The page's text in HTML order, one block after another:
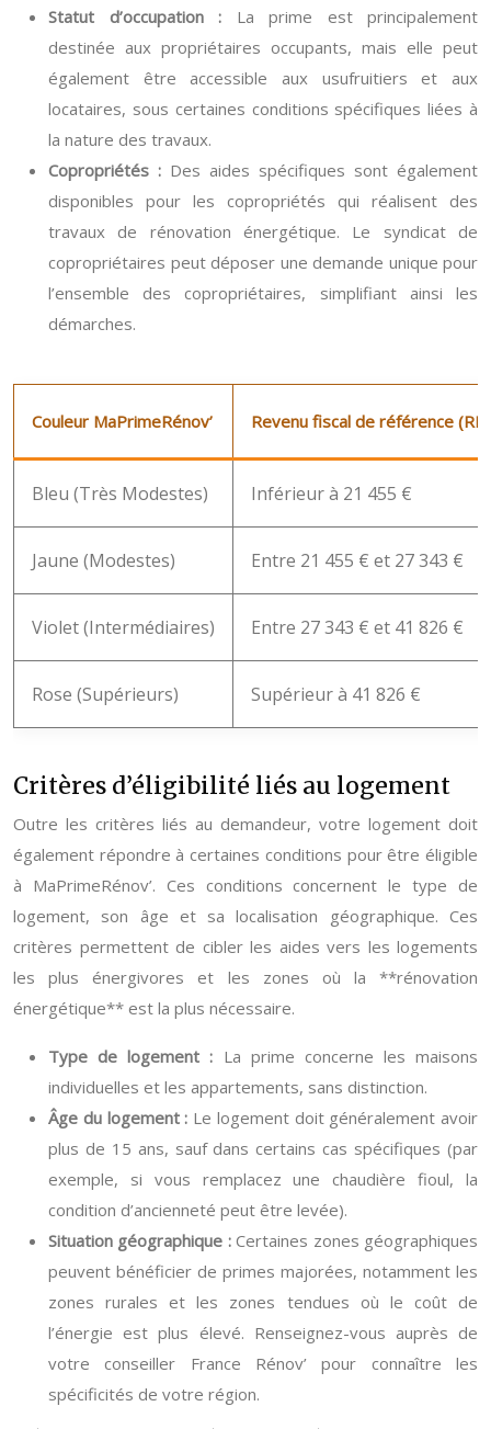
Statut d’occupation : La prime est principalement
destinée aux propriétaires occupants, mais elle peut
également être accessible aux usufruitiers et aux
locataires, sous certaines conditions spécifiques liées à
la nature des travaux.
Copropriétés : Des aides spécifiques sont également
disponibles pour les copropriétés qui réalisent des
travaux de rénovation énergétique. Le syndicat de
copropriétaires peut déposer une demande unique pour
l’ensemble des copropriétaires, simplifiant ainsi les
démarches.
Couleur MaPrimeRénov’ Revenu fiscal de référence
Bleu (Très Modestes) Inférieur à 21 455 €
Jaune (Modestes) Entre 21 455 € et 27 343 €
Violet (Intermédiaires) Entre 27 343 € et 41 826 €
Rose (Supérieurs) Supérieur à 41 826 €
Critères d’éligibilité liés au logement
Outre les critères liés au demandeur, votre logement doit
également répondre à certaines conditions pour être éligible
à MaPrimeRénov’. Ces conditions concernent le type de
logement, son âge et sa localisation géographique. Ces
critères permettent de cibler les aides vers les logements
les plus énergivores et les zones où la **rénovation
énergétique** est la plus nécessaire.
Type de logement : La prime concerne les maisons
individuelles et les appartements, sans distinction.
Âge du logement : Le logement doit généralement avoir
plus de 15 ans, sauf dans certains cas spécifiques (par
exemple, si vous remplacez une chaudière fioul, la
condition d’ancienneté peut être levée).
Situation géographique :Certaines zones géographiques
peuvent bénéficier de primes majorées, notamment les
zones rurales et les zones tendues où le coût de
l’énergie est plus élevé. Renseignez-vous auprès de
votre conseiller France Rénov’ pour connaître les
spécificités de votre région.